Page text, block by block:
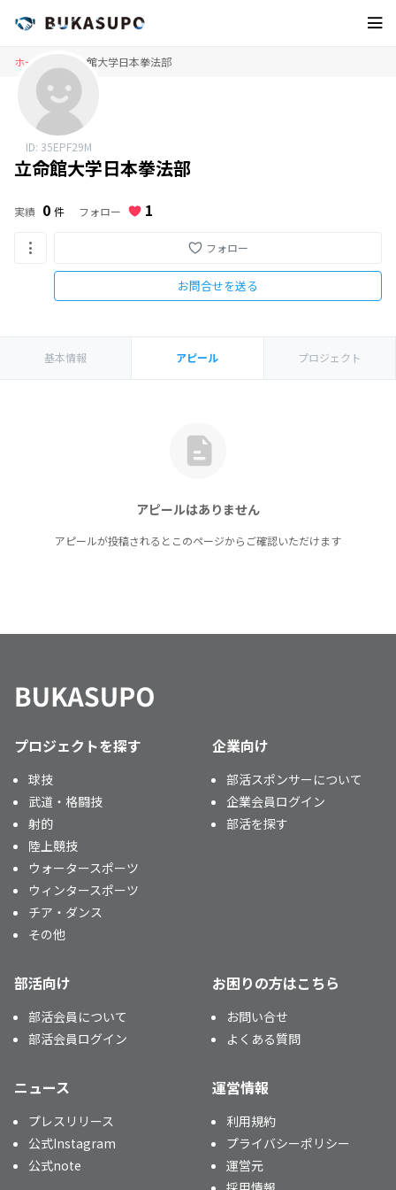
ホーム 立命館大学日本拳法部
ID: 35EPF29M
立命館大学日本拳法部
実績 0 件 フォロー 1
フォロー
お問合せを送る
基本情報 アピール プロジェクト
アピールはありません
アピールが投稿されるとこのページからご確認いただけます
プロジェクトを探す
球技
武道・格闘技
射的
陸上競技
ウォータースポーツ
ウィンタースポーツ
チア・ダンス
その他
企業向け
部活スポンサーについて
企業会員ログイン
部活を探す
部活向け
部活会員について
部活会員ログイン
お困りの方はこちら
お問い合せ
よくある質問
ニュース
プレスリリース
公式Instagram
公式note
運営情報
利用規約
プライバシーポリシー
運営元